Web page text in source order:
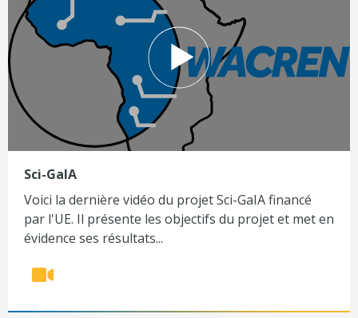
Sci-GaIA
Voici la dernière vidéo du projet Sci-GaIA financé
par l'UE. Il présente les objectifs du projet et met en
évidence ses résultats...